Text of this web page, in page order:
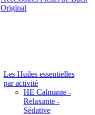
Original
Les Huiles essentielles
par activité
HE Calmante -
Relaxante -
Sédative